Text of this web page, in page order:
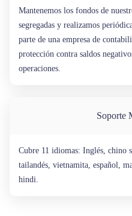
Mantenemos los fondos de
segregadas y realizamos
parte de una empresa de
protección contra saldos
operaciones.
Soporte
Cubre 11 idiomas: Inglés, chino
tailandés, vietnamita, español,
hindi.